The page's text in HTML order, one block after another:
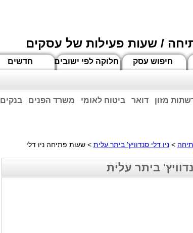
/ שעות פעילות של עסקים
חדשים חלוקה לפי ישובים חיפוש עסק
בנקים משרד הפנים ביטוח לאומי דואר מזון
>ניו דלי סנדוויץ' ביתר עלית > שעות פתיחה ניו דלי
ביתר עלית